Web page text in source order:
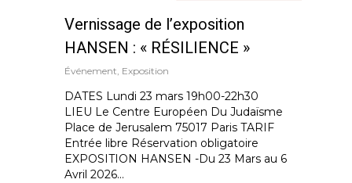
Vernissage de l’exposition
HANSEN : « RÉSILIENCE »
Événement, Exposition
DATES Lundi 23 mars 19h00-22h30
LIEU Le Centre Européen Du Judaïsme
Place de Jerusalem 75017 Paris TARIF
Entrée libre Réservation obligatoire
EXPOSITION HANSEN -Du 23 Mars au 6
Avril 2026...